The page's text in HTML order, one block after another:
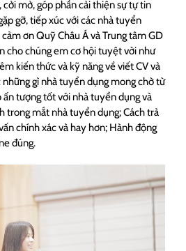
mở, góp phần cải thiện sự tự tin
gỡ, tiếp xúc với các nhà tuyển
ơn Quỹ Châu Á và Trung tâm GD
cho chúng em cơ hội tuyệt vời như
kiến thức và kỹ năng về viết CV và
gì nhà tuyển dụng mong chờ từ
ấn tượng tốt với nhà tuyển dụng và
trong mắt nhà tuyển dụng; Cách trả
chính xác và hay hơn; Hành động
đúng.